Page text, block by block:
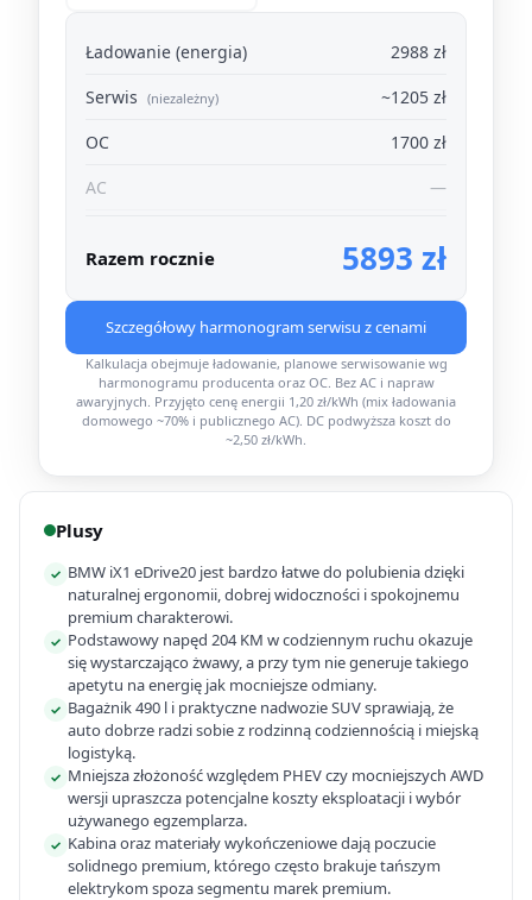
Ładowanie (energia)
2988 zł
Serwis (niezależny)
~1205 zł
OC
1700 zł
AC
—
Razem rocznie 5893 zł
Szczegółowy harmonogram serwisu z cenami
Kalkulacja obejmuje ładowanie, planowe serwisowanie wg
harmonogramu producenta oraz OC. Bez AC i napraw
awaryjnych. Przyjęto cenę energii 1,20 zł/kWh (mix ładowania
domowego ~70% i publicznego AC). DC podwyższa koszt do
~2,50 zł/kWh.
Plusy
✓ BMW iX1 eDrive20 jest bardzo łatwe do polubienia dzięki
naturalnej ergonomii, dobrej widoczności i spokojnemu
premium charakterowi.
✓ Podstawowy napęd 204 KM w codziennym ruchu okazuje
się wystarczająco żwawy, a przy tym nie generuje takiego
apetytu na energię jak mocniejsze odmiany.
✓ Bagażnik 490 l i praktyczne nadwozie SUV sprawiają, że
auto dobrze radzi sobie z rodzinną codziennością i miejską
logistyką.
✓ Mniejsza złożoność względem PHEV czy mocniejszych AWD
wersji upraszcza potencjalne koszty eksploatacji i wybór
używanego egzemplarza.
✓ Kabina oraz materiały wykończeniowe dają poczucie
solidnego premium, którego często brakuje tańszym
elektrykom spoza segmentu marek premium.